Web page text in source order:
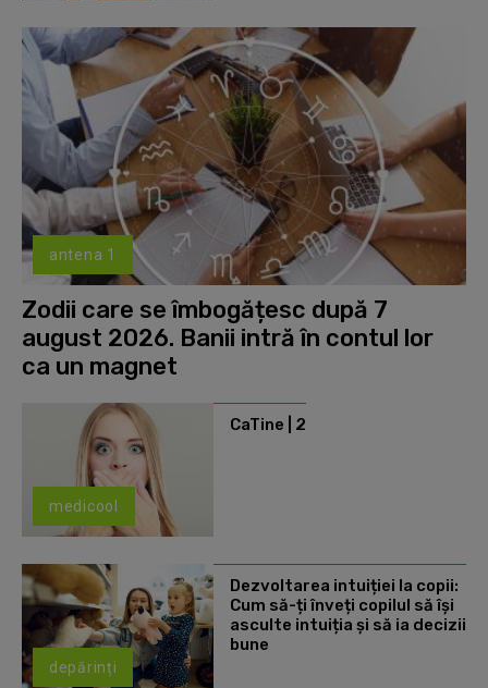
antena 1
Zodii care se îmbogățesc după 7
august 2026. Banii intră în contul lor
ca un magnet
medicool
CaTine | 2
depărinți
Dezvoltarea intuiției la copii:
Cum să-ți înveți copilul să își
asculte intuiția și să ia decizii
bune